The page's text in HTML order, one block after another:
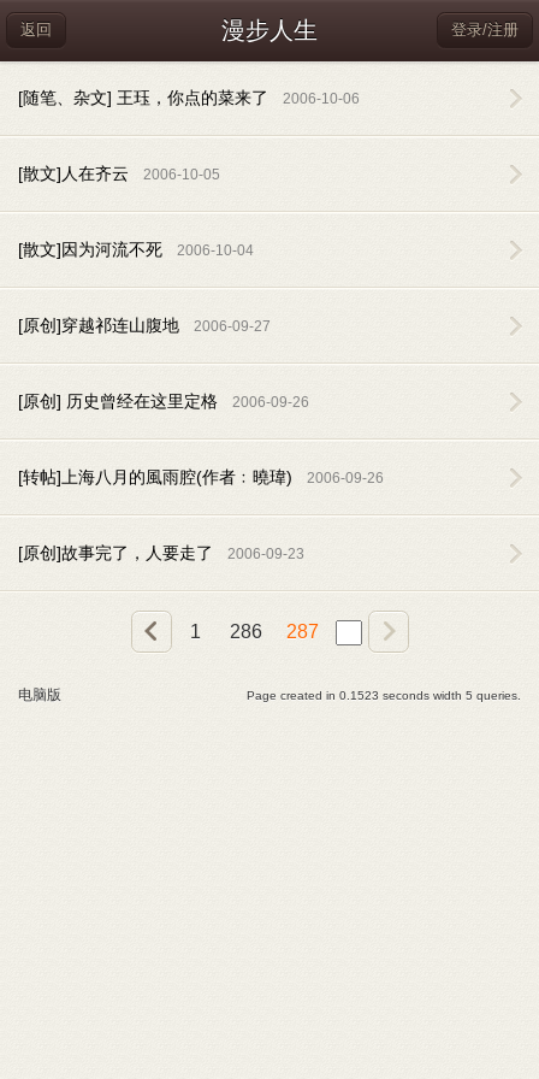
漫步人生
返回 登录/注册
[随笔、杂文] 王珏，你点的菜来了 2006-10-06
[散文]人在齐云 2006-10-05
[散文]因为河流不死 2006-10-04
[原创]穿越祁连山腹地 2006-09-27
[原创] 历史曾经在这里定格 2006-09-26
[转帖]上海八月的風雨腔(作者﹕曉瑋) 2006-09-26
[原创]故事完了，人要走了 2006-09-23
1 286 287
电脑版 Page created in 0.1523 seconds width 5 queries.